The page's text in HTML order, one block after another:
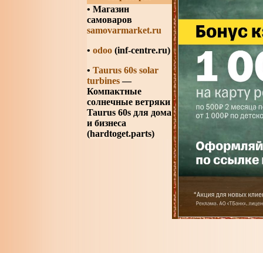
• Магазин
самоваров
samovarmarket.ru
• odoo (inf-centre.ru)
• Taurus 60s solar
turbines—
Компактные
солнечные ветряки
Taurus 60s для дома
и бизнеса
(hardtoget.parts)